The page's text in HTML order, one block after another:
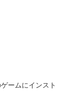
ームにインスト